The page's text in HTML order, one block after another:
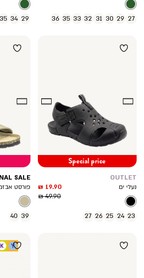
27
29
30
31
32
33
35
36
29
34
35
Special price
OUTLET
נעלי ים
מחיר
מוצר
19.90 ₪
מחיר
49.90 ₪
23
24
25
26
27
SALE
פורסט
39
40